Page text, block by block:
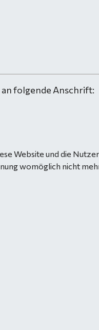
folgende Anschrift:
Website und die
womöglich nicht